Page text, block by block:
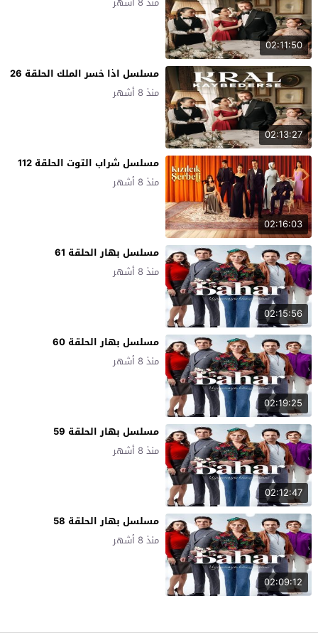
02:11:50
02:13:27
مسلسل اذا خسر الملك الحلقة 26
منذ 8 أشهر
02:16:03
مسلسل شراب التوت الحلقة 112
منذ 8 أشهر
02:15:56
مسلسل بهار الحلقة 61
منذ 8 أشهر
02:19:25
مسلسل بهار الحلقة 60
منذ 8 أشهر
02:12:47
مسلسل بهار الحلقة 59
منذ 8 أشهر
02:09:12
مسلسل بهار الحلقة 58
منذ 8 أشهر